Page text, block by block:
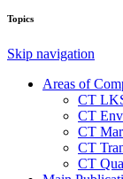
Topics
Skip navigation
Areas of
CT
CT
CT
CT
CT